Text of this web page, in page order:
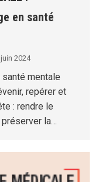
en santé
2024
mentale
repérer et
: rendre le
la…